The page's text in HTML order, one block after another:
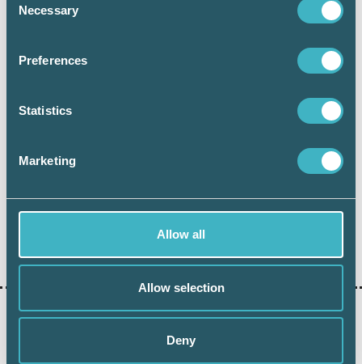
Selection
Necessary
Preferences
Statistics
Marketing
Allow all
Allow selection
Deny
eller referensnummer. Det innebär att en
lönespecifikations äkthet inte går att styrka.
Lönespecifikationen står inför förändringar
förblir en viktig komponent för både anställda
och arbetsgivare.